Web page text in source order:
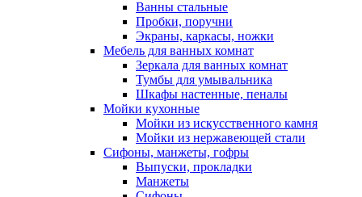
Ванны стальные
Пробки, поручни
Экраны, каркасы, ножки
Мебель для ванных комнат
Зеркала для ванных комнат
Тумбы для умывальника
Шкафы настенные, пеналы
Мойки кухонные
Мойки из искусственного камня
Мойки из нержавеющей стали
Сифоны, манжеты, гофры
Выпуски, прокладки
Манжеты